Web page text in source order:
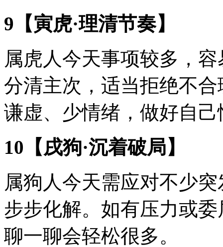
9【寅虎·理清节奏】
属虎人今天事项较多，
分清主次，适当拒绝不
谦虚、少情绪，做好自
10【戌狗·沉着破局】
属狗人今天需应对不少
步步化解。如有压力或
聊一聊会轻松很多。